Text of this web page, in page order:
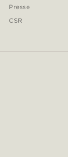
Presse
CSR